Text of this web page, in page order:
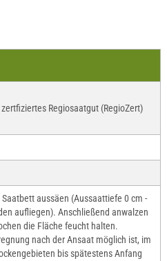
Regiosaatgut (RegioZert)
aussäen (Aussaattiefe 0 cm -
aufliegen). Anschließend anwalzen
die Fläche feucht halten.
nach der Ansaat möglich ist, im
bis spätestens Anfang